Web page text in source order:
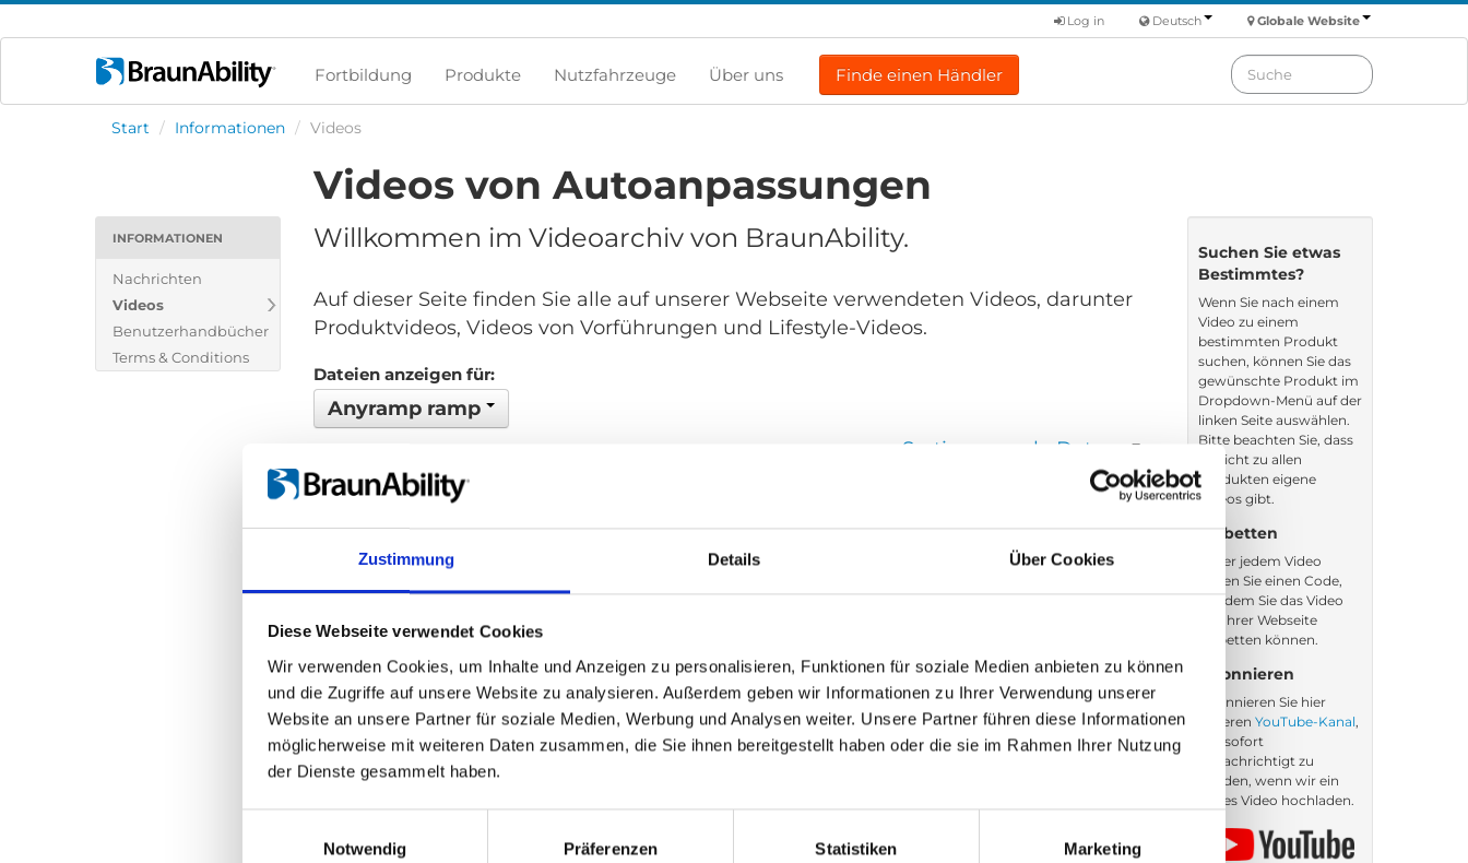
Zustimmung Details Über Cookies
Diese Webseite verwendet Cookies
Wir verwenden Cookies, um Inhalte und Anzeigen zu personalisieren, Funktionen für soziale Medien anbieten zu können
und die Zugriffe auf unsere Website zu analysieren. Außerdem geben wir Informationen zu Ihrer Verwendung unserer
Website an unsere Partner für soziale Medien, Werbung und Analysen weiter. Unsere Partner führen diese Informationen
möglicherweise mit weiteren Daten zusammen, die Sie ihnen bereitgestellt haben oder die sie im Rahmen Ihrer Nutzung
der Dienste gesammelt haben.
Notwendig
Präferenzen Statistiken Marketing
Globale Website
Deutsch
Log in
Fortbildung Produkte Nutzfahrzeuge Über uns Finde einen Händler
Start / Informationen / Videos
INFORMATIONEN
Nachrichten
Videos
Benutzerhandbücher
Terms & Conditions
Videos von Autoanpassungen
Willkommen im Videoarchiv von BraunAbility.
Auf dieser Seite finden Sie alle auf unserer Webseite verwendeten Videos, darunter
Produktvideos, Videos von Vorführungen und Lifestyle-Videos.
Dateien anzeigen für:
Anyramp ramp
Sortieren nach: Datum
Zurück 1 Weiter
Suchen Sie etwas
Bestimmtes?
Wenn Sie nach einem
Video zu einem
bestimmten Produkt
suchen, können Sie das
gewünschte Produkt im
Dropdown-Menü auf der
linken Seite auswählen.
Bitte beachten Sie, dass
es nicht zu allen
Produkten eigene
Videos gibt.
Einbetten
Unter jedem Video
finden Sie einen Code,
mit dem Sie das Video
auf Ihrer Webseite
einbetten können.
Abonnieren
Abonnieren Sie hier
unseren YouTube-Kanal,
um sofort
benachrichtigt zu
werden, wenn wir ein
neues Video hochladen.